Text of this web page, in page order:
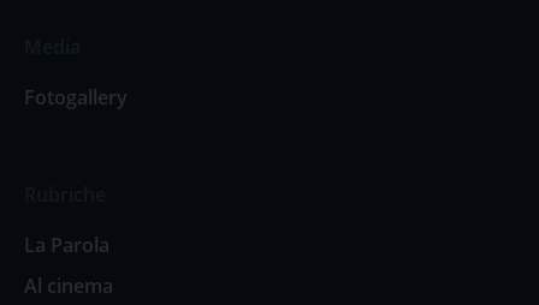
Fotogallery
La Parola
Al cinema